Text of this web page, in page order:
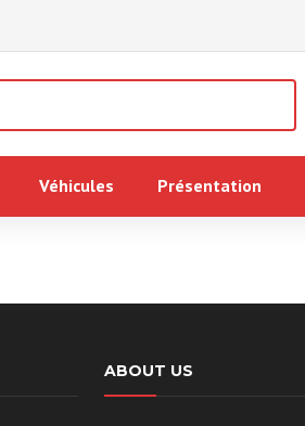
Véhicules Présentation
ABOUT US